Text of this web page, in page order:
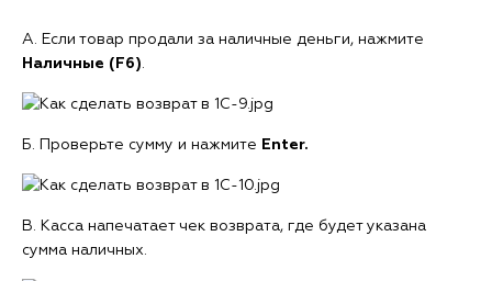
А. Если товар продали за наличные деньги, нажмите
Наличные (F6).
Б. Проверьте сумму и нажмите Enter.
В. Касса напечатает чек возврата, где будет указана
сумма наличных.